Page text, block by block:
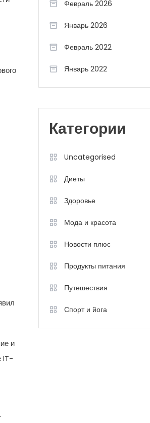
и
IT-
Февраль 2026
Январь 2026
Февраль 2022
Январь 2022
Категории
Uncategorised
Диеты
Здоровье
Мода и красота
Новости плюс
Продукты питания
Путешествия
Спорт и йога